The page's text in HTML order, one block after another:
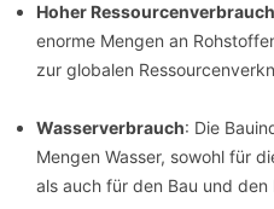
Hoher Ressourcenverbrauch
enorme Mengen an
zur globalen
Wasserverbrauch: Die
Mengen Wasser, sowohl für
als auch für den Bau und